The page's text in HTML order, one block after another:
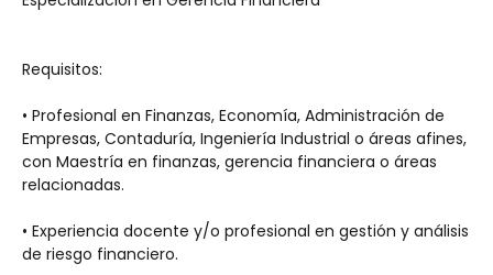
Requisitos:
• Profesional en Finanzas, Economía, Administración de
Empresas, Contaduría, Ingeniería Industrial o áreas afines,
con Maestría en finanzas, gerencia financiera o áreas
relacionadas.
• Experiencia docente y/o profesional en gestión y análisis
de riesgo financiero.